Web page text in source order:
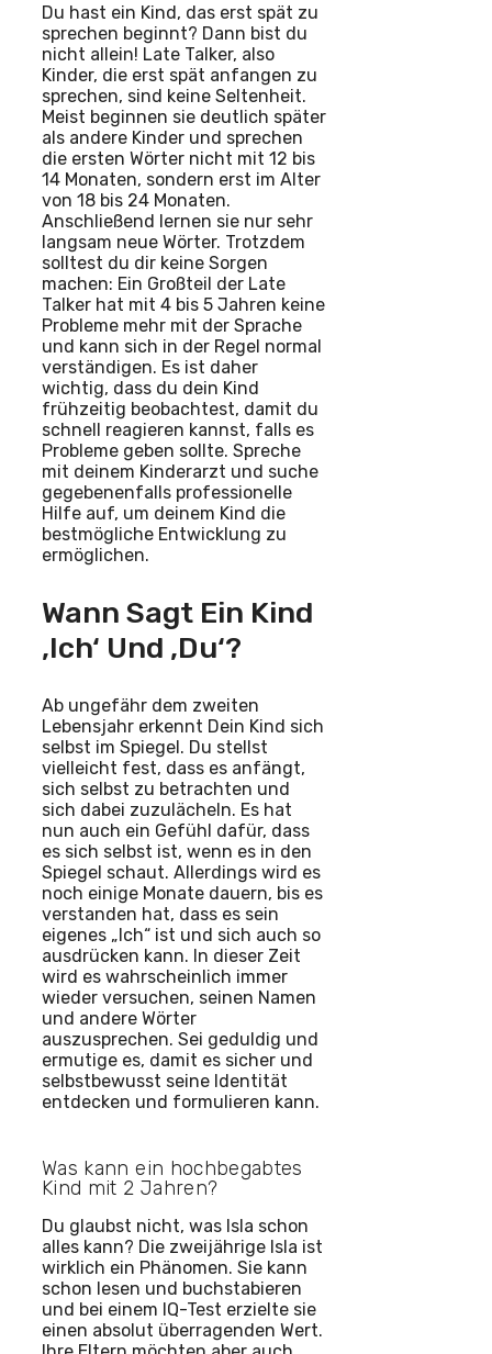
Du hast ein Kind, das erst spät zu
sprechen beginnt? Dann bist du
nicht allein! Late Talker, also
Kinder, die erst spät anfangen zu
sprechen, sind keine Seltenheit.
Meist beginnen sie deutlich später
als andere Kinder und sprechen
die ersten Wörter nicht mit 12 bis
14 Monaten, sondern erst im Alter
von 18 bis 24 Monaten.
Anschließend lernen sie nur sehr
langsam neue Wörter. Trotzdem
solltest du dir keine Sorgen
machen: Ein Großteil der Late
Talker hat mit 4 bis 5 Jahren keine
Probleme mehr mit der Sprache
und kann sich in der Regel normal
verständigen. Es ist daher
wichtig, dass du dein Kind
frühzeitig beobachtest, damit du
schnell reagieren kannst, falls es
Probleme geben sollte. Spreche
mit deinem Kinderarzt und suche
gegebenenfalls professionelle
Hilfe auf, um deinem Kind die
bestmögliche Entwicklung zu
ermöglichen.
Wann Sagt Ein Kind
‚Ich‘ Und ‚Du‘?
Ab ungefähr dem zweiten
Lebensjahr erkennt Dein Kind sich
selbst im Spiegel. Du stellst
vielleicht fest, dass es anfängt,
sich selbst zu betrachten und
sich dabei zuzulächeln. Es hat
nun auch ein Gefühl dafür, dass
es sich selbst ist, wenn es in den
Spiegel schaut. Allerdings wird es
noch einige Monate dauern, bis es
verstanden hat, dass es sein
eigenes „Ich“ ist und sich auch so
ausdrücken kann. In dieser Zeit
wird es wahrscheinlich immer
wieder versuchen, seinen Namen
und andere Wörter
auszusprechen. Sei geduldig und
ermutige es, damit es sicher und
selbstbewusst seine Identität
entdecken und formulieren kann.
Was kann ein hochbegabtes
Kind mit 2 Jahren?
Du glaubst nicht, was Isla schon
alles kann? Die zweijährige Isla ist
wirklich ein Phänomen. Sie kann
schon lesen und buchstabieren
und bei einem IQ-Test erzielte sie
einen absolut überragenden Wert.